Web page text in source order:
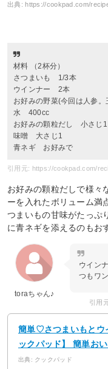
出典: https://cookpad.com/
材料 （2杯分）
さつまいも 1/3本
ウインナー 2本
お好みの野菜(今回は人参
水 400cc
お好みの顆粒だし 小さじ1
味噌 大さじ1
青ネギ お好みで
引用元: https://cookpad.com/
お好みの顆粒だしで様々
ーを入れたボリューム満
つまいもの甘味がたっぷ
に青ネギを添えるのもお
toraちゃん♪
ウイン
つもワ
引用
簡単♡さつまいもとウ
ックパッド】 簡単お
出典: クックパッド